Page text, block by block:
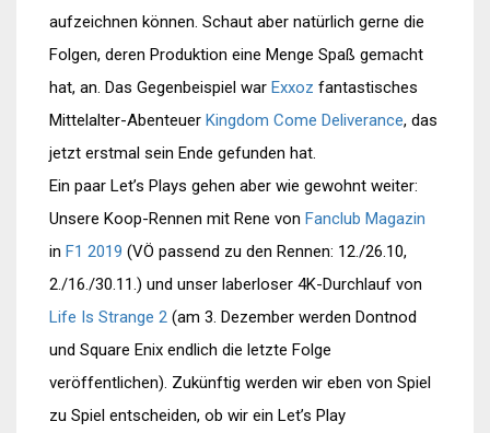
aufzeichnen können. Schaut aber natürlich gerne die
Folgen, deren Produktion eine Menge Spaß gemacht
hat, an. Das Gegenbeispiel war Exxoz fantastisches
Mittelalter-Abenteuer Kingdom Come Deliverance, das
jetzt erstmal sein Ende gefunden hat.
Ein paar Let’s Plays gehen aber wie gewohnt weiter:
Unsere Koop-Rennen mit Rene von Fanclub Magazin
in F1 2019 (VÖ passend zu den Rennen: 12./26.10,
2./16./30.11.) und unser laberloser 4K-Durchlauf von
Life Is Strange 2 (am 3. Dezember werden Dontnod
und Square Enix endlich die letzte Folge
veröffentlichen). Zukünftig werden wir eben von Spiel
zu Spiel entscheiden, ob wir ein Let’s Play